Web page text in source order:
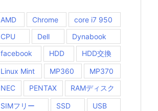
AMD Chrome
core i7 950
CPU
Dell
Dynabook
facebook
HDD HDD交換
Linux Mint MP360
MP370
NEC
PENTAX RAMディスク
SIMフリー SSD USB